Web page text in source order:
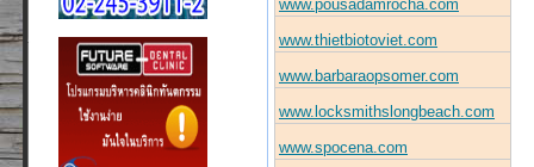
www.pousadamrocha.com
www.thietbiotoviet.com
www.barbaraopsomer.com
www.locksmithslongbeach.com
www.spocena.com